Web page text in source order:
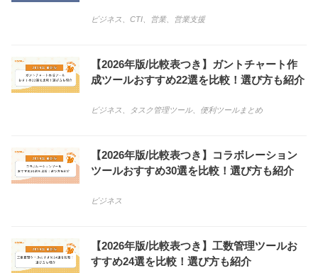
ビジネス CTI 営業、 営業支援
【2026年版/比較表つき】ガントチャート作
成ツールおすすめ22選を比較！選び方も紹介
ビジネス タスク管理ツール、 便利ツールまとめ
【2026年版/比較表つき】コラボレーション
ツールおすすめ30選を比較！選び方も紹介
ビジネス
【2026年版/比較表つき】工数管理ツールお
すすめ24選を比較！選び方も紹介